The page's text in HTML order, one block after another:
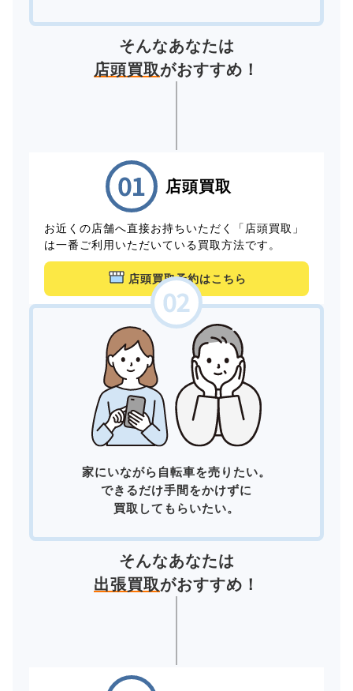
そんなあなたは
店頭買取がおすすめ！
店頭買取
お近くの店舗へ直接お持ちいただく「店頭買取」
は一番ご利用いただいている買取方法です。
店頭買取予約はこちら
家にいながら自転車を売りたい。
できるだけ手間をかけずに
買取してもらいたい。
そんなあなたは
出張買取がおすすめ！